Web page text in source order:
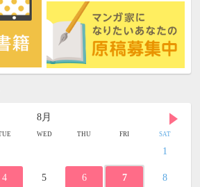
8月
WED THU FRI SAT
1
4 5 6 7 8